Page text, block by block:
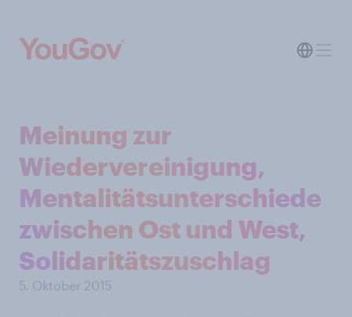
Meinung zur
Wiedervereinigung,
Mentalitätsunterschiede
zwischen Ost und West,
Solidaritätszuschlag
5. Oktober 2015